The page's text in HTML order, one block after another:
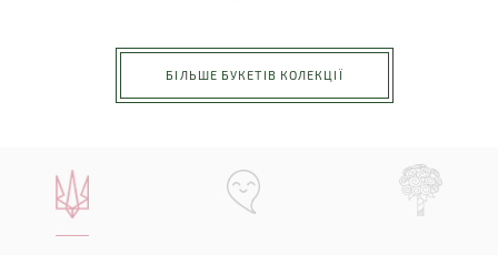
БІЛЬШЕ БУКЕТІВ КОЛЕКЦІЇ